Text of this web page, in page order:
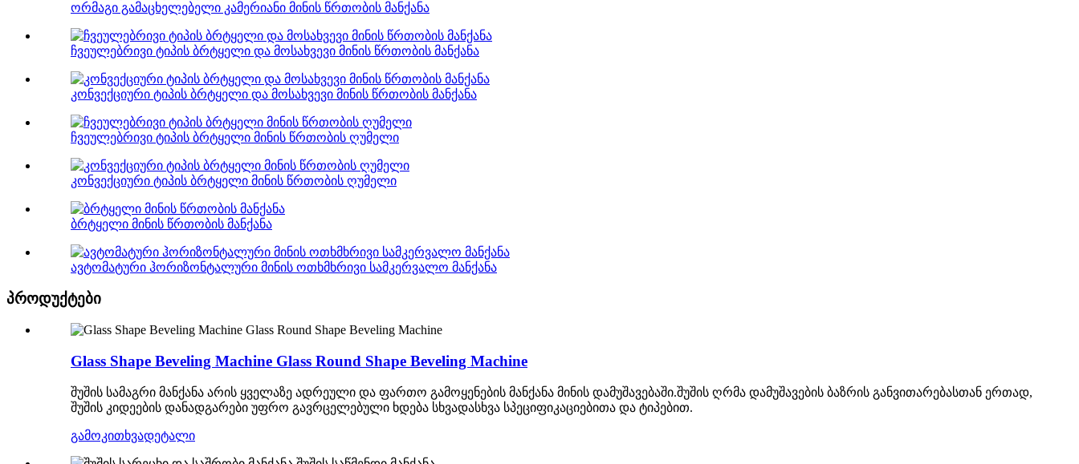
ორმაგი გამაცხელებელი კამერიანი მინის წრთობის მანქანა
ჩვეულებრივი ტიპის ბრტყელი და მოსახვევი მინის წრთობის მანქანა
კონვექციური ტიპის ბრტყელი და მოსახვევი მინის წრთობის მანქანა
ჩვეულებრივი ტიპის ბრტყელი მინის წრთობის ღუმელი
კონვექციური ტიპის ბრტყელი მინის წრთობის ღუმელი
ბრტყელი მინის წრთობის მანქანა
ავტომატური ჰორიზონტალური მინის ოთხმხრივი სამკერვალო მანქანა
პროდუქტები
Glass Shape Beveling Machine Glass Round Shape Beveling Machine
შუშის სამაგრი მანქანა არის ყველაზე ადრეული და ფართო გამოყენების მანქანა მინის დამუშავებაში.შუშის ღრმა დამუშავების ბაზრის განვითარებასთან ერთად,
შუშის კიდეების დანადგარები უფრო გავრცელებული ხდება სხვადასხვა სპეციფიკაციებითა და ტიპებით.
გამოკითხვადეტალი